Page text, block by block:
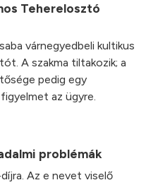
Teherelosztó
várnegyedbeli kultikus
A szakma tiltakozik; a
pedig egy
az ügyre.
problémák
Az e nevet viselő